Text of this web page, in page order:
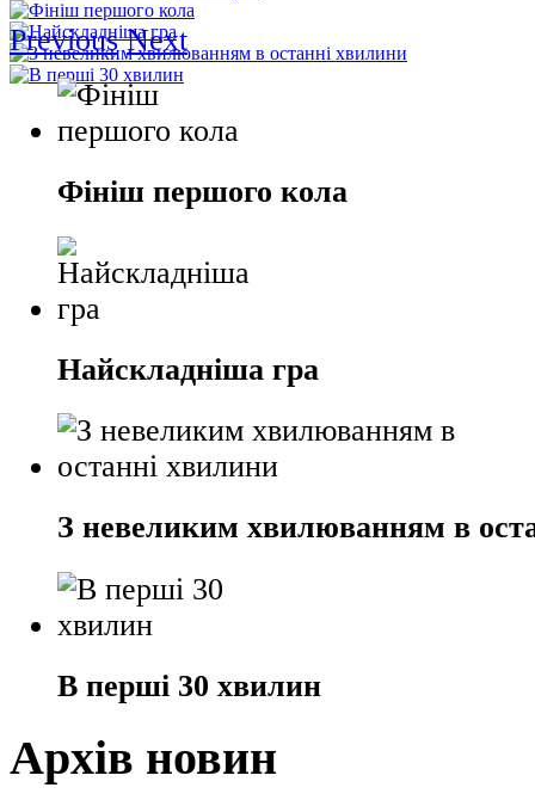
Previous Next
Фініш першого кола
Найскладніша гра
З невеликим хвилюванням в
В перші 30 хвилин
Архів новин